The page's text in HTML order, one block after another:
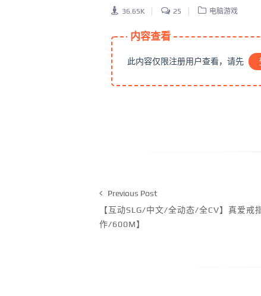
36.65K 25 电脑游戏
内容查看
此内容仅限注册用户查看，请先
Previous Post
【互动SLG/中文/全动态/全CV】真爱戒
作/600M】